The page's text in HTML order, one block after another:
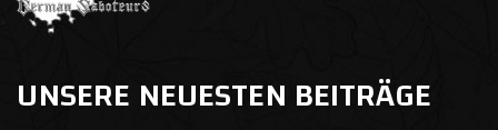
UNSERE NEUESTEN BEITRÄGE